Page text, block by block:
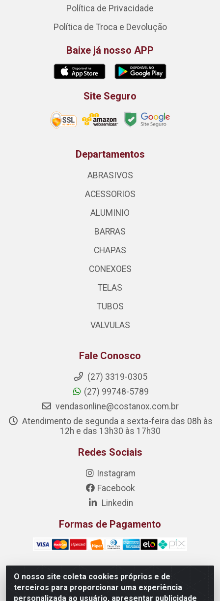
O nosso site coleta cookies próprios e de
terceiros para proporcionar uma experiência
personalizada ao usuário, apresentar publicidade
Política de Privacidade
Política de Troca e Devolução
Baixe já nosso APP
Site Seguro
Departamentos
ABRASIVOS
ACESSORIOS
ALUMINIO
BARRAS
CHAPAS
CONEXOES
TELAS
TUBOS
VALVULAS
Fale Conosco
(27) 3319-0305
(27) 99748-5789
vendasonline@costanox.com.br
Atendimento de segunda a sexta-feira das 08h às
12h e das 13h30 às 17h30
Redes Sociais
Instagram
Facebook
Linkedin
Formas de Pagamento
Costanox Aços Inoxidaveis LTDA - Rua Quartzos 7 - Nossa
Senhora da Penha, Vila Velha/ES - CEP 29.110-172 -